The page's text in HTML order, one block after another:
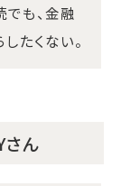
も、金融
たくない。
ん